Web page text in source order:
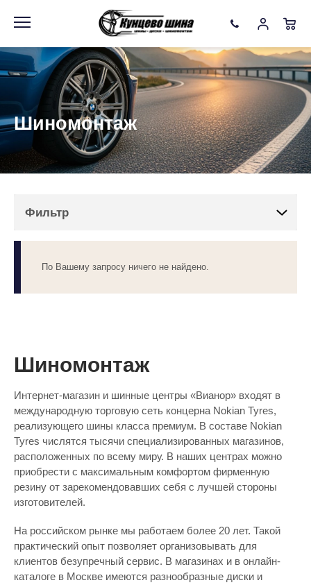
Шиномонтаж
По Вашему запросу ничего не найдено.
Фильтр
Шиномонтаж
Интернет-магазин и шинные центры «Вианор» входят в
международную торговую сеть концерна Nokian Tyres,
реализующего шины класса премиум. В составе Nokian
Tyres числятся тысячи специализированных магазинов,
расположенных по всему миру. В наших центрах можно
приобрести с максимальным комфортом фирменную
резину от зарекомендовавших себя с лучшей стороны
изготовителей.
На российском рынке мы работаем более 20 лет. Такой
практический опыт позволяет организовывать для
клиентов безупречный сервис. В магазинах и в онлайн-
каталоге в Москве имеются разнообразные диски и
Информация Фото товара
Фильтр
Бренды